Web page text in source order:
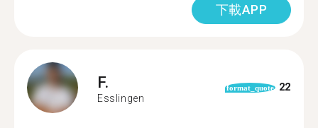
下載APP
F.
Esslingen
format_quote 22